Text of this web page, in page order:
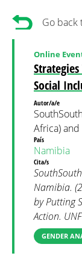
Go back
Social
Online
Autor/a/e
Africa)
País
Namibia
Cita/s
Namibia.
by Putting
Action.
GENDER